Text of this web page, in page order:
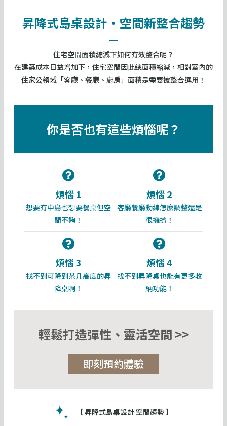
i昇降式島桌設計・空間新整合趨勢
住宅空間面積縮減下如何有效整合呢？
在建築成本日益增加下，住宅空間因此總面積縮減，相對室內的
住家公領域「客廳、餐廳、廚房」面積是需要被整合運用！
你是否也有這些煩惱呢？
煩惱 1
想要有中島也想要餐桌但空
間不夠！
煩惱 2
客廳餐廳動線怎麼調整還是
很擁擠！
煩惱 3
找不到可降到茶几高度的昇
降桌啊！
煩惱 4
找不到昇降桌也能有更多收
納功能！
輕鬆打造彈性、靈活空間 >>
即刻預約體驗
【 昇降式島桌設計 空間趨勢 】